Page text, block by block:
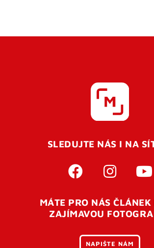
SLEDUJTE NÁS I NA
MÁTE PRO NÁS ČLÁNEK
ZAJÍMAVOU
NAPIŠTE NÁM